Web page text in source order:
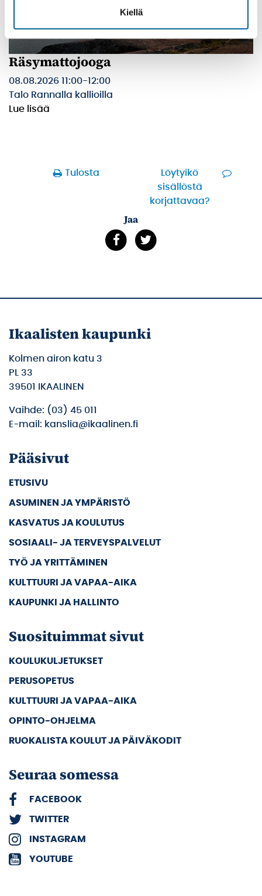
Kiellä
Räsymattojooga
08.08.2026 11:00-12:00
Talo Rannalla kallioilla
Lue lisää
Tulosta
Löytyikö
sisällöstä
korjattavaa?
Jaa
Ikaalisten kaupunki
Kolmen airon katu 3
PL 33
39501 IKAALINEN
Vaihde: (03) 45 011
E-mail: kanslia@ikaalinen.fi
Pääsivut
ETUSIVU
ASUMINEN JA YMPÄRISTÖ
KASVATUS JA KOULUTUS
SOSIAALI- JA TERVEYSPALVELUT
TYÖ JA YRITTÄMINEN
KULTTUURI JA VAPAA-AIKA
KAUPUNKI JA HALLINTO
Suosituimmat sivut
KOULUKULJETUKSET
PERUSOPETUS
KULTTUURI JA VAPAA-AIKA
OPINTO-OHJELMA
RUOKALISTA KOULUT JA PÄIVÄKODIT
Seuraa somessa
FACEBOOK
TWITTER
INSTAGRAM
YOUTUBE